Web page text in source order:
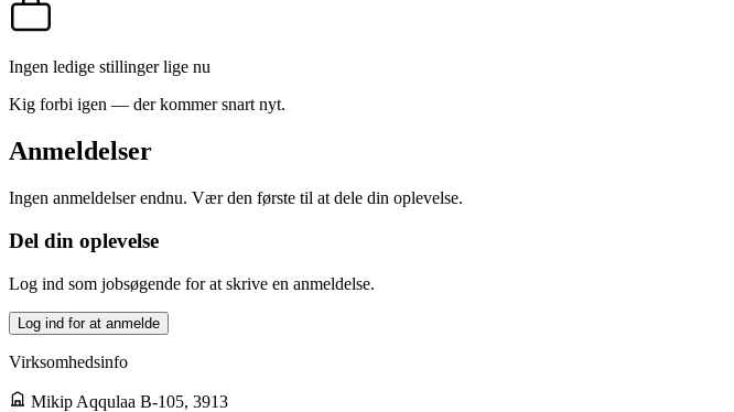
Ingen ledige stillinger lige nu
Kig forbi igen — der kommer snart nyt.
Anmeldelser
Ingen anmeldelser endnu. Vær den første til at dele din oplevelse.
Del din oplevelse
Log ind som jobsøgende for at skrive en anmeldelse.
Log ind for at anmelde
Virksomhedsinfo
Mikip Aqqulaa B-105, 3913